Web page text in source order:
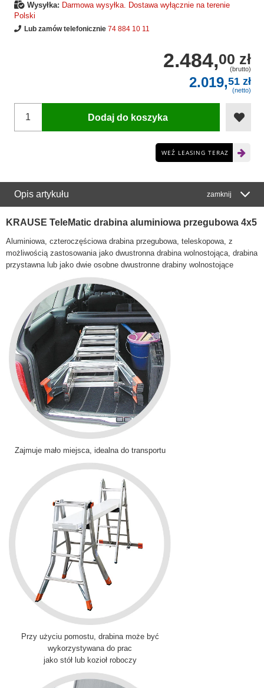
Wysyłka: Darmowa wysyłka. Dostawa wyłącznie na terenie
Polski
Lub zamów telefonicznie 74 884 10 11
2.484,00 zł
(brutto)
2.019,51 zł
(netto)
Dodaj do koszyka
WEŹ LEASING TERAZ
Opis artykułu zamknij
KRAUSE TeleMatic drabina aluminiowa przegubowa 4x5
Aluminiowa, czteroczęściowa drabina przegubowa, teleskopowa, z
możliwością zastosowania jako dwustronna drabina wolnostojąca, drabina
przystawna lub jako dwie osobne dwustronne drabiny wolnostojące
Zajmuje mało miejsca, idealna do transportu
Przy użyciu pomostu, drabina może być
wykorzystywana do prac
jako stół lub kozioł roboczy